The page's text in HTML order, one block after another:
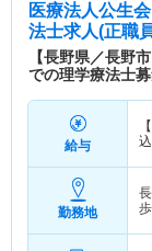
医療法人公生
法士求人(正職
【長野県／長野
での理学療法士
給与
勤務地